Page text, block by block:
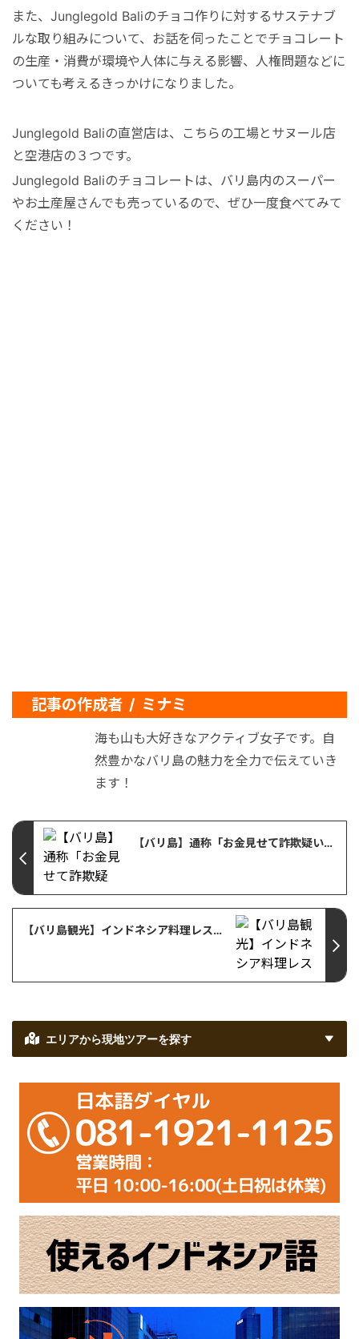
また、Junglegold Baliのチョコ作りに対するサステナブ
ルな取り組みについて、お話を伺ったことでチョコレート
の生産・消費が環境や人体に与える影響、人権問題などに
ついても考えるきっかけになりました。
Junglegold Baliの直営店は、こちらの工場とサヌール店
と空港店の３つです。
Junglegold Baliのチョコレートは、バリ島内のスーパー
やお土産屋さんでも売っているので、ぜひ一度食べてみて
ください！
記事の作成者 / ミナミ
海も山も大好きなアクティブ女子です。自
然豊かなバリ島の魅力を全力で伝えていき
ます！
【バリ島】通称「お金見せて詐欺疑い」事案についての注意喚起（ホテル内での発生）
【バリ島観光】インドネシア料理レストラン「Cafe Lotus」で水の宮殿をバックにディナー
エリアから現地ツアーを探す